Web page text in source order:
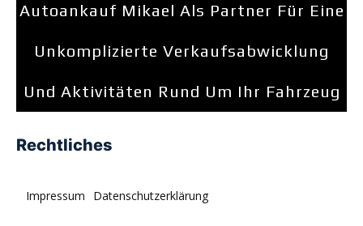
Autoankauf Mikael Als Partner Für Eine
Unkomplizierte Verkaufsabwicklung
Und Aktivitäten Rund Um Ihr Fahrzeug
Rechtliches
Impressum Datenschutzerklärung